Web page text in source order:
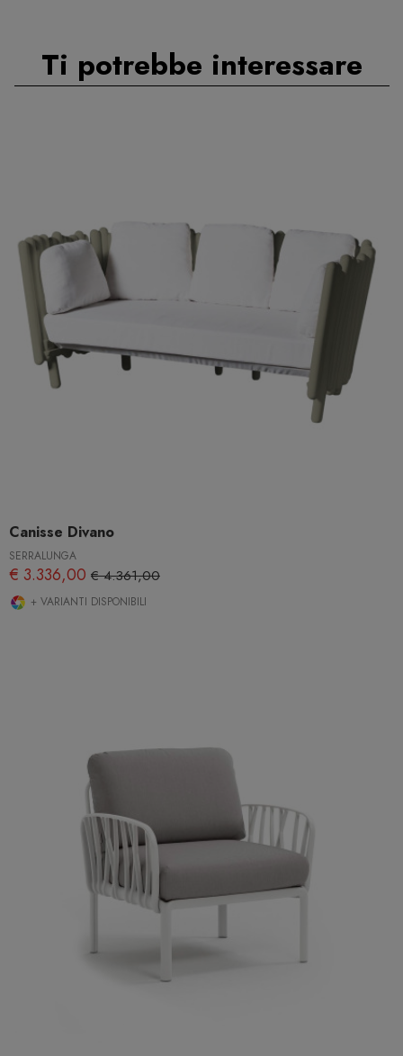
Ti potrebbe interessare
Canisse Divano
SERRALUNGA
€ 3.336,00 € 4.361,00
+ VARIANTI DISPONIBILI